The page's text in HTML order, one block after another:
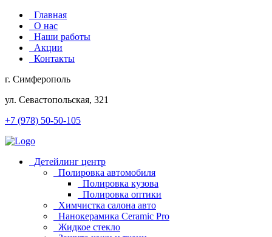
Главная
О нас
Наши работы
Акции
Контакты
г. Симферополь
ул. Севастопольская, 321
+7 (978) 50-50-105
Детейлинг центр
Полировка автомобиля
Полировка кузова
Полировка оптики
Химчистка салона авто
Нанокерамика Ceramic Pro
Жидкое стекло